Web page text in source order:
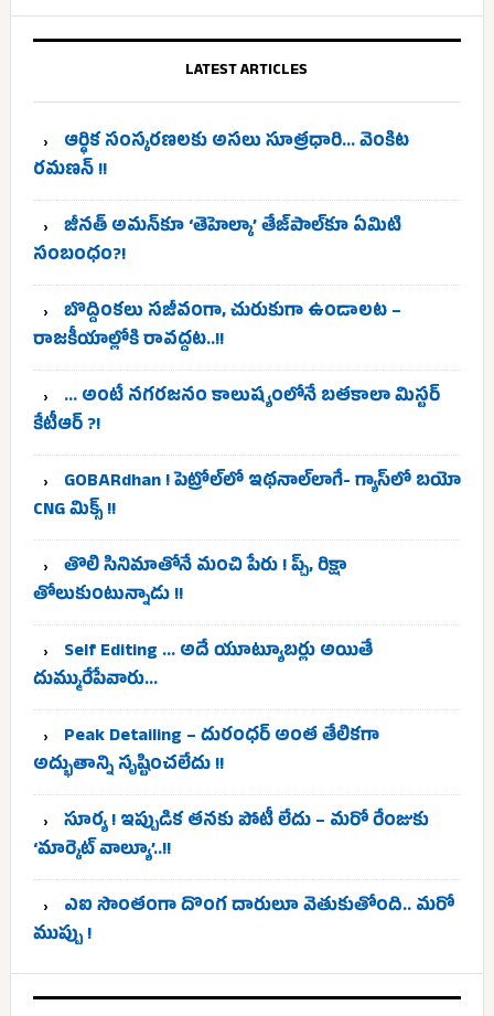
LATEST ARTICLES
ఆర్థిక సంస్కరణలకు అసలు సూత్రధారి… వెంకిట
రమణన్ !!
జీనత్ అమన్‌కూ ‘తెహెల్కా’ తేజ్‌పాల్‌కూ ఏమిటి
సంబంధం?!
బొద్దింకలు సజీవంగా, చురుకుగా ఉండాలట –
రాజకీయాల్లోకి రావద్దట..!!
… అంటే నగరజనం కాలుష్యంలోనే బతకాలా మిస్టర్
కేటీఆర్ ?!
GOBARdhan ! పెట్రోల్‌లో ఇథనాల్‌లాగే- గ్యాస్‌లో బయో
CNG మిక్స్ !!
తొలి సినిమాతోనే మంచి పేరు ! ప్చ్, రిక్షా
తోలుకుంటున్నాడు !!
Self Editing … అదే యూట్యూబర్లు అయితే
దుమ్మురేపేవారు…
Peak Detailing – దురంధర్ అంత తేలికగా
అద్భుతాన్ని సృష్టించలేదు !!
సూర్య ! ఇప్పుడిక తనకు పోటీ లేదు – మరో రేంజుకు
‘మార్కెట్ వాల్యూ’..!!
ఎఐ సొంతంగా దొంగ దారులూ వెతుకుతోంది.. మరో
ముప్పు !